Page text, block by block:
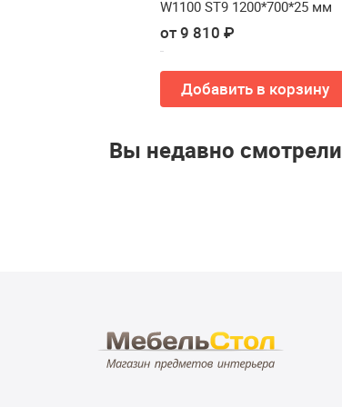
W1100 ST9 1200*700*25 мм
от 9 810 ₽
Добавить в корзину
Вы недавно смотрели